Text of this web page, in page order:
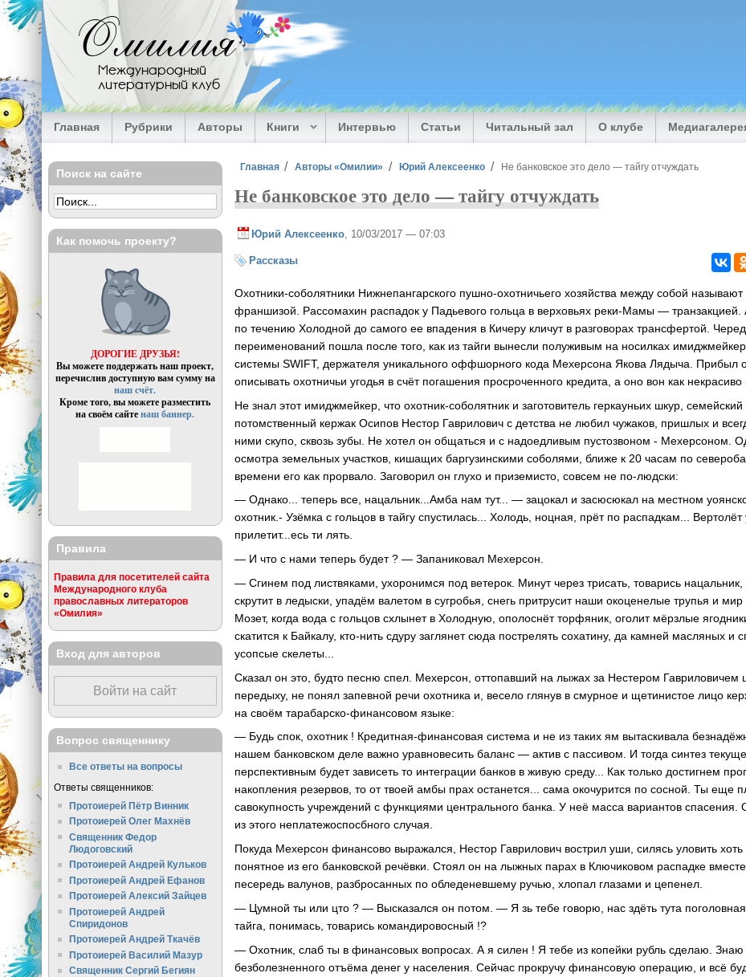
Перейти к основному содержанию
Омилия
Международный
литературный клуб
Главная Рубрики Авторы Книги Интервью Статьи Читальный зал О клубе
Вы здесь
Главная Авторы «Омилии» Юрий Алексеенко Не банковское это дело — тайгу отчуждать
Не банковское это дело — тайгу отчуждать
Юрий Алексеенко , 10/03/2017 — 07:03
Рассказы
Охотники-соболятники Нижнепангарского пушно-охотничьего хозяйства между собой
франшизой. Рассомахин распадок у Падьевого гольца в верховьях реки-Мамы — транзакцией.
по течению Холодной до самого ее впадения в Кичеру кличут в разговорах трансфертой.
переименований пошла после того, как из тайги вынесли полуживым на носилках
системы SWIFT, держателя уникального оффшорного кода Мехерсона Якова Лядыча. Прибыл
описывать охотничьи угодья в счёт погашения просроченного кредита, а оно вон как некрасиво
Не знал этот имиджмейкер, что охотник-соболятник и заготовитель геркауньих шкур, семейский
потомственный кержак Осипов Нестор Гаврилович с детства не любил чужаков, пришлых и
ними скупо, сквозь зубы. Не хотел он общаться и с надоедливым пустозвоном - Мехерсоном.
осмотра земельных участков, кишащих баргузинскими соболями, ближе к 20 часам по
времени его как прорвало. Заговорил он глухо и приземисто, совсем не по-людски:
— Однако... теперь все, нацальник...Амба нам тут... — зацокал и засюсюкал на местном
охотник.- Узёмка с гольцов в тайгу спустилась... Холодь, ноцная, прёт по распадкам...
прилетит...есь ти лять.
— И что с нами теперь будет ? — Запаниковал Мехерсон.
— Сгинем под листвяками, ухоронимся под ветерок. Минут через трисать, товарись
скрутит в ледыски, упадём валетом в сугробья, снегь притрусит наши окоценелые трупья и мир
Мозет, когда вода с гольцов схлынет в Холодную, ополоснёт торфяник, оголит мёрзлые
скатится к Байкалу, кто-нить сдуру заглянет сюда пострелять сохатину, да камней масляных и
усопсые скелеты...
Сказал он это, будто песню спел. Мехерсон, оттопавший на лыжах за Нестером Гавриловичем
передыху, не понял запевной речи охотника и, весело глянув в смурное и щетинистое лицо
на своём тарабарско-финансовом языке:
— Будь спок, охотник ! Кредитная-финансовая система и не из таких ям вытаскивала
нашем банковском деле важно уравновесить баланс — актив с пассивом. И тогда синтез
перспективным будет зависеть то интеграции банков в живую среду... Как только достигнем
накопления резервов, то от твоей амбы прах останется... сама окочурится по сосной. Ты еще
савокупность учреждений с функциями центрального банка. У неё масса вариантов
из этого неплатежоспосбного случая.
Покуда Мехерсон финансово выражался, Нестор Гаврилович вострил уши, силясь уловить хоть
понятное из его банковской речёвки. Стоял он на лыжных парах в Ключиковом распадке
песередь валунов, разбросанных по обледеневшему ручью, хлопал глазами и цепенел.
— Цумной ты или цто ? — Высказался он потом. — Я зь тебе говорю, нас здёть тута
тайга, понимась, товарись командировосный !?
— Охотник, слаб ты в финансовых вопросах. А я силен ! Я тебе из копейки рубль сделаю. Знаю
безболезненного отъёма денег у населения. Сейчас прокручу финансовую операцию, и всё
Поиск на сайте
Как помочь проекту?
ДОРОГИЕ ДРУЗЬЯ!
Вы можете поддержать наш проект,
перечислив доступную вам сумму на
наш счёт.
Кроме того, вы можете разместить
на своём сайтенаш баннер.
Правила
Правила для посетителей сайта
Международного клуба
православных литераторов
«Омилия»
Вход для авторов
Войти на сайт
Вопрос священнику
Все ответы на вопросы
Ответы священников:
Протоиерей Пётр Винник
Протоиерей Олег Махнёв
Священник Федор
Людоговский
Протоиерей Андрей Кульков
Протоиерей Андрей Ефанов
Протоиерей Алексий Зайцев
Протоиерей Андрей
Спиридонов
Протоиерей Андрей Ткачёв
Протоиерей Василий Мазур
Священник Сергий Бегиян